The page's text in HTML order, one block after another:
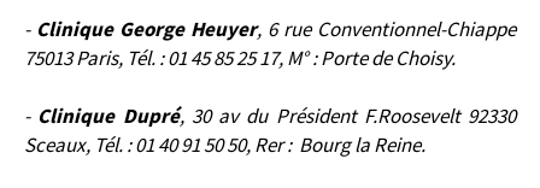
- Clinique George Heuyer, 6 rue Conventionnel-Chiappe
75013 Paris, Tél. : 01 45 85 25 17, M° : Porte de Choisy.
- Clinique Dupré, 30 av du Président F.Roosevelt 92330
Sceaux, Tél. : 01 40 91 50 50, Rer : Bourg la Reine.